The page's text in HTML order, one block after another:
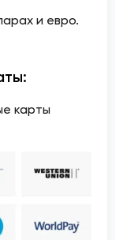
и евро.
карты